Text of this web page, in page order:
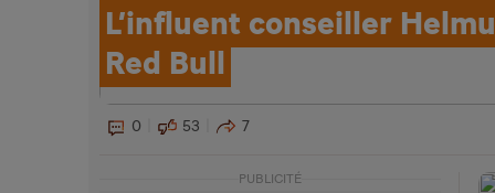
L’influent conseiller
Red Bull
0 53 7
PUBLICITÉ